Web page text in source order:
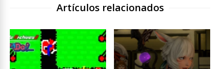
Artículos relacionados